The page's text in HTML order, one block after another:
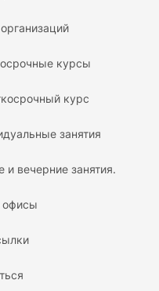
курсы
курс
занятия
и вечерние занятия.